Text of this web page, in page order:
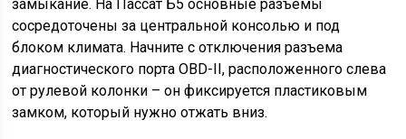
замыкание. На Пассат Б5 основные разъемы
сосредоточены за центральной консолью и под
блоком климата. Начните с отключения разъема
диагностического порта OBD-II, расположенного слева
от рулевой колонки – он фиксируется пластиковым
замком, который нужно отжать вниз.